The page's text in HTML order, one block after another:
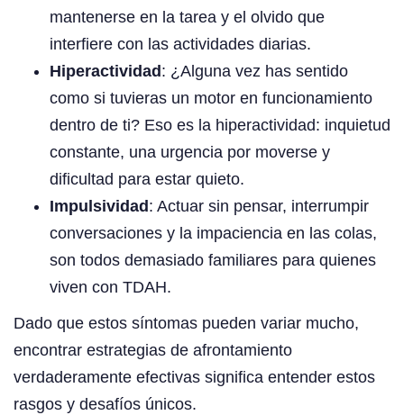
mantenerse en la tarea y el olvido que
interfiere con las actividades diarias.
Hiperactividad: ¿Alguna vez has sentido
como si tuvieras un motor en funcionamiento
dentro de ti? Eso es la hiperactividad: inquietud
constante, una urgencia por moverse y
dificultad para estar quieto.
Impulsividad: Actuar sin pensar, interrumpir
conversaciones y la impaciencia en las colas,
son todos demasiado familiares para quienes
viven con TDAH.
Dado que estos síntomas pueden variar mucho,
encontrar estrategias de afrontamiento
verdaderamente efectivas significa entender estos
rasgos y desafíos únicos.